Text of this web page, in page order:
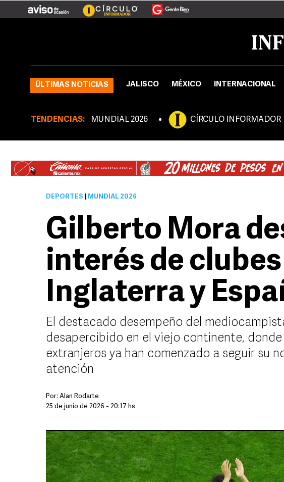
ÚLTIMAS NOTICIAS JALISCO MÉXICO INTERNACIONAL
TENDENCIAS: MUNDIAL 2026 CÍRCULO INFORMADOR
DEPORTES MUNDIAL 2026
Gilberto Mora
interés de
Inglaterra y
El destacado desempeño del
desapercibido en el viejo continente, donde
extranjeros ya han comenzado a seguir su
atención
Por: Alan Rodarte
25 de junio de 2026 - 20:17 hs